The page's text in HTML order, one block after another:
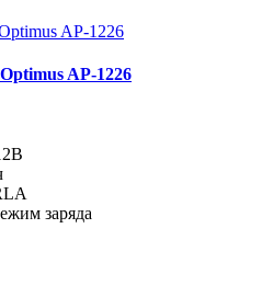
AP-1226
заряда